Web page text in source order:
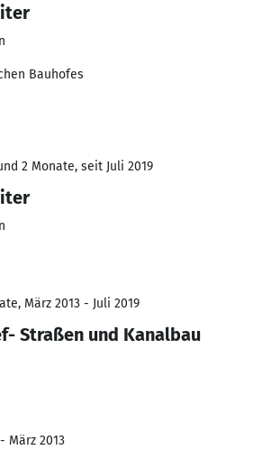
Bauhofes
2 Monate, seit Juli 2019
März 2013 - Juli 2019
Straßen und Kanalbau
März 2013